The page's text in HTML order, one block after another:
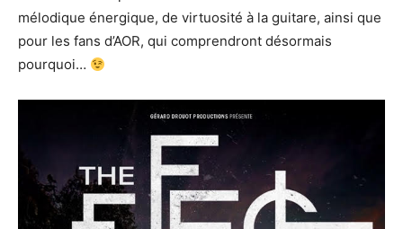
mélodique énergique, de virtuosité à la guitare, ainsi que
pour les fans d’AOR, qui comprendront désormais
pourquoi…